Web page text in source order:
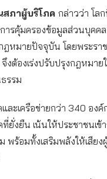
ภาผู้บริโภค กล่าวว่า โล
รคุ้มครองข้อมูลส่วนบุคคล
ฎหมายปัจจุบัน โดยพระร
งต้องเร่งปรับปรุงกฎหมา
รรม
ละเครือข่ายกว่า 340 อง
ที่ยั่งยืน เน้นให้ประชาชนเ
พร้อมทั้งเสริมพลังให้เสี